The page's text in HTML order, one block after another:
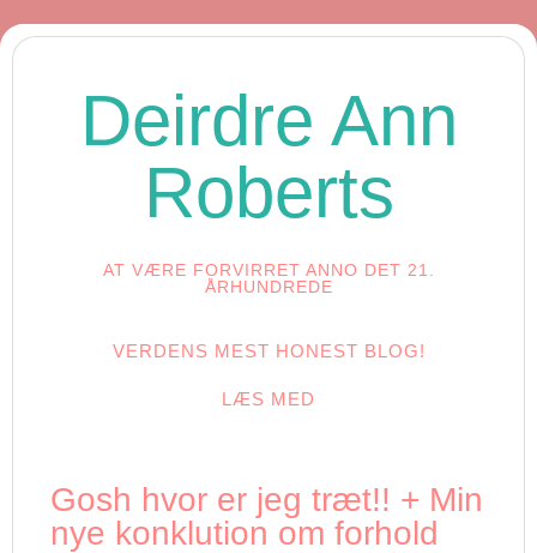
Deirdre Ann
Roberts
AT VÆRE FORVIRRET ANNO DET 21.
ÅRHUNDREDE
VERDENS MEST HONEST BLOG!
LÆS MED
Gosh hvor er jeg træt!! + Min
nye konklution om forhold